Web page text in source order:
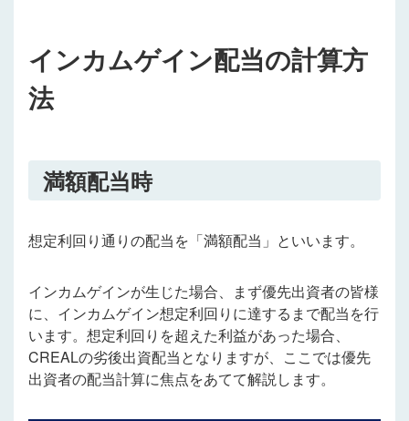
インカムゲイン配当の計算方
法
満額配当時
想定利回り通りの配当を「満額配当」といいます。
インカムゲインが生じた場合、まず優先出資者の皆様
に、インカムゲイン想定利回りに達するまで配当を行
います。想定利回りを超えた利益があった場合、
CREALの劣後出資配当となりますが、ここでは優先
出資者の配当計算に焦点をあてて解説します。